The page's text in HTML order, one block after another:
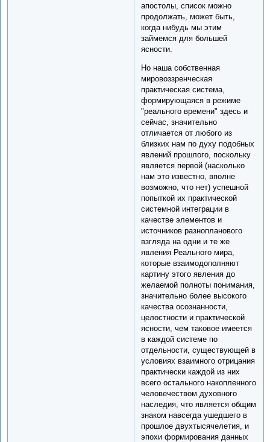
апостолы, список можно
продолжать, может быть,
когда нибудь мы этим
займемся для большей
ясности.
Но наша собственная
мировоззренческая
практическая система,
формирующаяся в режиме
"реального времени" здесь и
сейчас, значительно
отличается от любого из
близких нам по духу подобных
явлений прошлого, поскольку
является первой (насколько
нам это известно, вполне
возможно, что нет) успешной
попыткой их практической
системной интеграции в
качестве элементов и
источников разнопланового
взгляда на одни и те же
явления Реального мира,
которые взаимодополняют
картину этого явления до
желаемой полноты понимания,
значительно более высокого
качества осознанности,
целостности и практической
ясности, чем таковое имеется
в каждой системе по
отдельности, существующей в
условиях взаимного отрицания
практически каждой из них
всего остального накопленного
человечеством духовного
наследия, что является общим
знаком навсегда ушедшего в
прошлое двухтысячелетия, и
эпохи формирования данных